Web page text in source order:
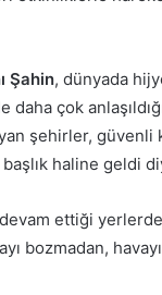
Şahin, dünyada
daha çok
şehirler,
haline geldi
ettiği
bozmadan,